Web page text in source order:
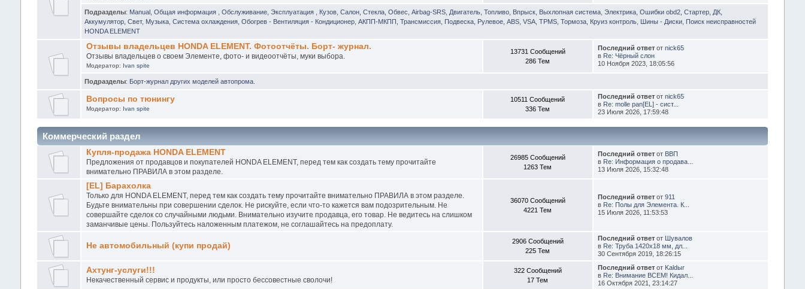
Подразделы: Manual, Общая информация Обслуживание, Эксплуатация Кузов, Салон, Стекла, Обвес, Airbag-SRS, Двигатель, Топливо, Впрыск, Выхлопная система, Электрика, Ошибки obd2, Стартер, ДК,
Аккумулятор, Свет, Музыка, Система охлаждения, Обогрев - Вентиляция - Кондиционер, АКПП-МКПП, Трансмиссия, Подвеска, Рулевое, ABS, VSA, TPMS, Тормоза, Круиз контроль, Шины - Диски, Поиск неисправностей
HONDA ELEMENT
Отзывы владельцев HONDA ELEMENT. Фотоотчёты. Борт- журнал.
Отзывы владельцев о своем Элементе, фото- и видеоотчёты, муки выбора.
Модератор: Ivan spite
13731 Сообщений
286 Тем
Последний ответ отnick65
в Re: Чёрный слон
10 Ноября 2023, 18:05:56
Подразделы: Борт-журнал других моделей автопрома.
Вопросы по тюнингу
Модератор: Ivan spite
10511 Сообщений
336 Тем
Последний ответ отnick65
в Re: molle pan[EL] - сист...
23 Июля 2026, 17:59:48
Коммерческий раздел
Купля-продажа HONDA ELEMENT
Предложения от продавцов и покупателей HONDA ELEMENT, перед тем как создать тему прочитайте
внимательно ПРАВИЛА в этом разделе.
26985 Сообщений
1263 Тем
Последний ответ от ВВП
в Re: Информация о продава...
13 Июля 2026, 15:32:48
[EL] Барахолка
Только для HONDA ELEMENT, перед тем как создать тему прочитайте внимательно ПРАВИЛА в этом разделе.
Будьте внимательны при совершении сделок. Не рискуйте, если что-то кажется вам подозрительным. Не
совершайте сделок со случайными людьми. Внимательно изучите продавца, его товар. Не ведитесь на слишком
заманчивые цены. Пользуйтесь наложенным платежом, не соглашайтесь на предоплату.
36070 Сообщений
4221 Тем
Последний ответ от911
в Re: Полы для Элемента. К...
15 Июля 2026, 11:53:53
Не автомобильный (купи продай)
2906 Сообщений
225 Тем
Последний ответ от Шувалов
в Re: Труба 1420х18 мм, дл...
30 Сентября 2019, 18:26:15
Ахтунг-услуги!!!
Некачественный сервис и продукты, или просто бессовестные сволочи!
322 Сообщений
17 Тем
Последний ответ от Kaldыr
в Re: Внимание ВСЕМ! Кидал...
16 Октября 2021, 23:14:27